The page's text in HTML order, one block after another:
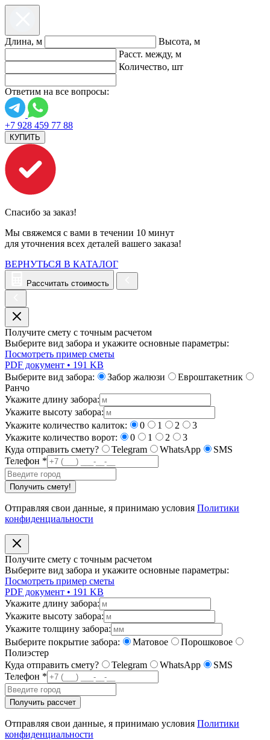
Длина, м
Высота, м
Расст. между, м
Количество, шт
Ответим на все вопросы:
+7 928 459 77 88
КУПИТЬ
Спасибо за заказ!
Мы свяжемся с вами в течении 10 минут
для уточнения всех деталей вашего заказа!
ВЕРНУТЬСЯ В КАТАЛОГ
Рассчитать стоимость
Получите смету с точным расчетом
Выберите вид забора и укажите основные параметры:
Посмотреть пример сметы
PDF документ • 191 KB
Выберите вид забора:
Забор жалюзи
Евроштакетник
Ранчо
Укажите длину забора:
Укажите высоту забора:
Укажите количество калиток:
0 1 2
3
Укажите количество ворот:
0 1 2
3
Куда отправить смету?
Telegram WhatsApp
SMS
Телефон *
Получить смету!
Отправляя свои данные, я принимаю условия Политики
конфиденциальности
Получите смету с точным расчетом
Выберите вид забора и укажите основные параметры:
Посмотреть пример сметы
PDF документ • 191 KB
Укажите длину забора:
Укажите высоту забора:
Укажите толщину забора:
Выберите покрытие забора:
Матовое
Порошковое
Полиэстер
Куда отправить смету?
Telegram WhatsApp
SMS
Телефон *
Получить рассчет
Отправляя свои данные, я принимаю условия Политики
конфиденциальности